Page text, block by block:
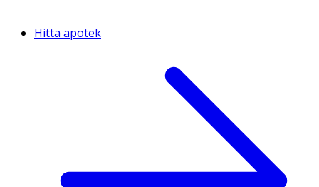
Hitta apotek